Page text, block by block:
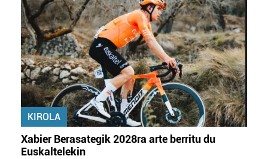
zure baimena Cookieen adierazpenean.
Webgune honek cookie propioak eta hirugarrenen cookie-
fitxategiak erabiltzen ditu. Zure esperientzia eta
zerbitzuak hobetzeko asmoz, cookie teknologiaz
baliatzen gara. Ohar hau onartuz gero, teknologia hori
erabiltzeko baimen esplizitua ematen diguzu.Gehiago
irakurri
KIROLA
Xabier Berasategik 2028ra arte berritu du
Euskaltelekin